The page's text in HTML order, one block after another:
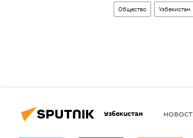
Общество Узбекистан
Узбекистан